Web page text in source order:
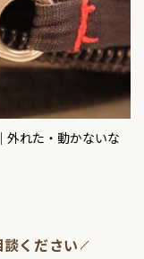
外れた・動かないな
ください